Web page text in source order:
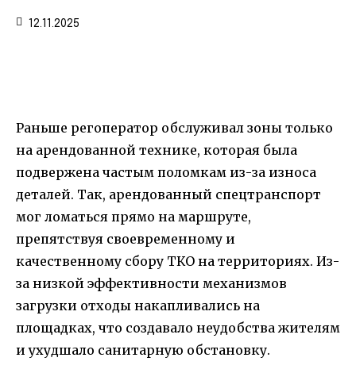
12.11.2025
Раньше регоператор обслуживал зоны только
на арендованной технике, которая была
подвержена частым поломкам из-за износа
деталей. Так, арендованный спецтранспорт
мог ломаться прямо на маршруте,
препятствуя своевременному и
качественному сбору ТКО на территориях. Из-
за низкой эффективности механизмов
загрузки отходы накапливались на
площадках, что создавало неудобства жителям
и ухудшало санитарную обстановку.